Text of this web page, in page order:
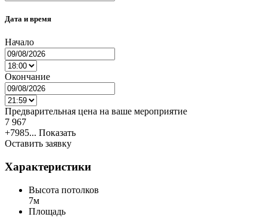
Дата и время
Начало
Окончание
Предварительная цена на ваше мероприятие
7 967
+7985... Показать
Оставить заявку
Характеристики
Высота потолков
7м
Площадь